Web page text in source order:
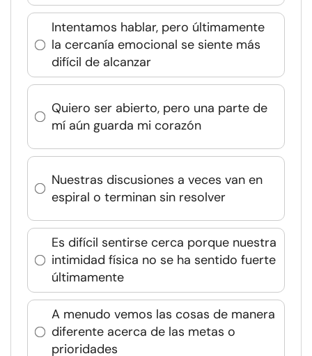
Intentamos hablar, pero últimamente
la cercanía emocional se siente más
difícil de alcanzar
Quiero ser abierto, pero una parte de
mí aún guarda mi corazón
Nuestras discusiones a veces van en
espiral o terminan sin resolver
Es difícil sentirse cerca porque nuestra
intimidad física no se ha sentido fuerte
últimamente
A menudo vemos las cosas de manera
diferente acerca de las metas o
prioridades